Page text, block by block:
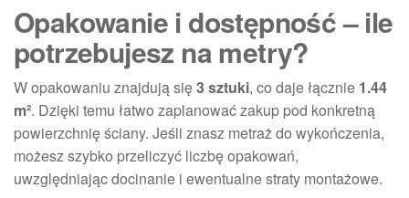
Opakowanie i dostępność – ile
potrzebujesz na metry?
W opakowaniu znajdują się3 sztuki, co daje łącznie 1.44
m². Dzięki temu łatwo zaplanować zakup pod konkretną
powierzchnię ściany. Jeśli znasz metraż do wykończenia,
możesz szybko przeliczyć liczbę opakowań,
uwzględniając docinanie i ewentualne straty montażowe.